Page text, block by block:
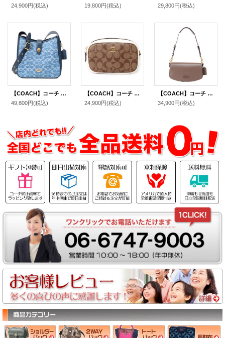
24,900円(税込)
19,800円(税込)
29,800円(税込)
【COACH】コーチ バッグ デニム レザー シグネチャー ハドリー コンバーチブル ターンロック 2WAY 斜めがけ クロスボディー ショルダー ハンドバッグ インディゴ（日本未発売）
49,800円(税込)
【COACH】コーチ コーティングキャンバス スムースレザー シグネチャー コンバーチブル ベルトバッグ 3way ショルダー 斜め掛け クラッチ ウエスト ヒップバッグ カーキ×チャーク〔日本未発売〕
24,900円(税込)
【COACH】コーチ バッグ レザー フラップ カーフ アンドレア ロゴ 3WAY クラッチ ショルダー ハンドバッグ ダークストーン（日本未発売）
34,900円(税込)